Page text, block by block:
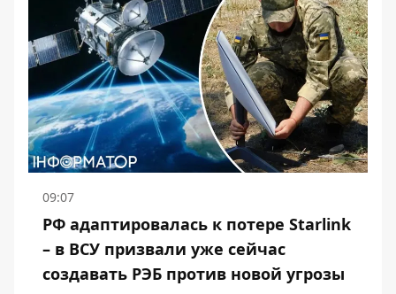
09:07
РФ адаптировалась к потере Starlink
– в ВСУ призвали уже сейчас
создавать РЭБ против новой угрозы